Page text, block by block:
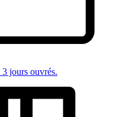
jours ouvrés.